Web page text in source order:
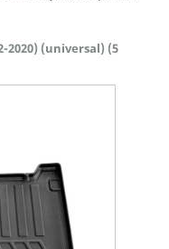
2020) (universal) (5